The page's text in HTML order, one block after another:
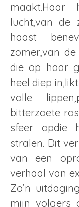
lucht,van de
haast
zomer,van
die op haar
heel diep
volle
bitterzoete
sfeer opdie
stralen. Dit
van een
verhaal van
Zo’n
mijn volgers